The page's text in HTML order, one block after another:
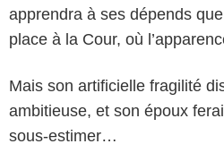
apprendra à ses dépends
place à la Cour, où
Mais son artificielle fragilité
ambitieuse, et son époux
sous-estimer…
/ Canal+